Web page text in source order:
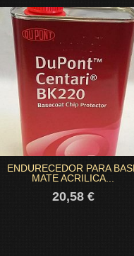
ENDURECEDOR PARA
MATE ACRILICA...
20,58 €